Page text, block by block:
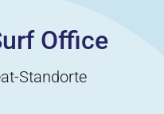
Office
Standorte